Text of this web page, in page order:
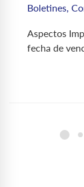
Boletines,
Aspectos
fecha de